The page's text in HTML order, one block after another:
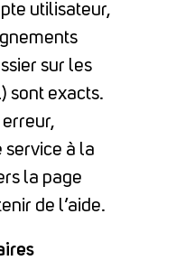
utilisateur,
sur les
sont exacts.
service à la
la page
de l’aide.